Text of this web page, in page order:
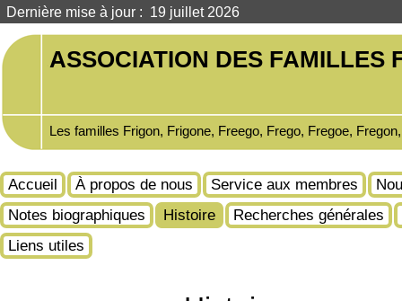
Dernière mise à jour : 19 juillet 2026
ASSOCIATION DES FAMILLES
Les familles Frigon, Frigone, Freego, Frego, Fregoe,
Accueil À propos de nous Service aux membres
Notes biographiques
Histoire
Recherches générales
Liens utiles